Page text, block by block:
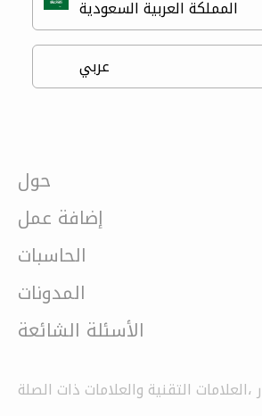
حول
إضافة عمل
الحاسبات
المدونات
الأسئلة الشائعة
التقنية والعلامات ذات الصلة